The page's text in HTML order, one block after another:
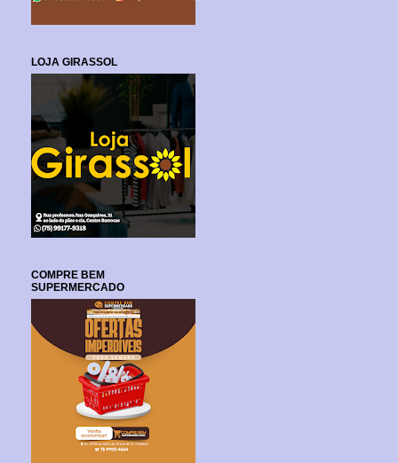
LOJA GIRASSOL
COMPRE BEM
SUPERMERCADO